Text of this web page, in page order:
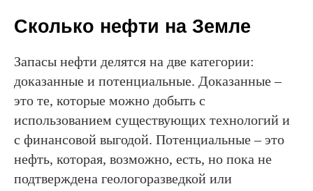
Сколько нефти на Земле
Запасы нефти делятся на две категории:
доказанные и потенциальные. Доказанные –
это те, которые можно добыть с
использованием существующих технологий и
с финансовой выгодой. Потенциальные – это
нефть, которая, возможно, есть, но пока не
подтверждена геологоразведкой или